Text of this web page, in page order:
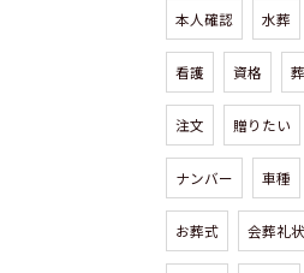
本人確認 水葬
看護 資格
注文 贈りたい
ナンバー 車種
お葬式 会葬礼状